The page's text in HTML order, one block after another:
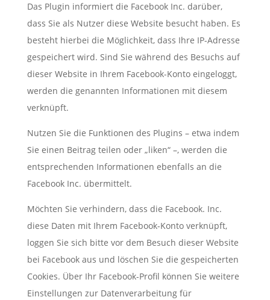
Das Plugin informiert die Facebook Inc. darüber,
dass Sie als Nutzer diese Website besucht haben. Es
besteht hierbei die Möglichkeit, dass Ihre IP-Adresse
gespeichert wird. Sind Sie während des Besuchs auf
dieser Website in Ihrem Facebook-Konto eingeloggt,
werden die genannten Informationen mit diesem
verknüpft.
Nutzen Sie die Funktionen des Plugins – etwa indem
Sie einen Beitrag teilen oder „liken“ –, werden die
entsprechenden Informationen ebenfalls an die
Facebook Inc. übermittelt.
Möchten Sie verhindern, dass die Facebook. Inc.
diese Daten mit Ihrem Facebook-Konto verknüpft,
loggen Sie sich bitte vor dem Besuch dieser Website
bei Facebook aus und löschen Sie die gespeicherten
Cookies. Über Ihr Facebook-Profil können Sie weitere
Einstellungen zur Datenverarbeitung für